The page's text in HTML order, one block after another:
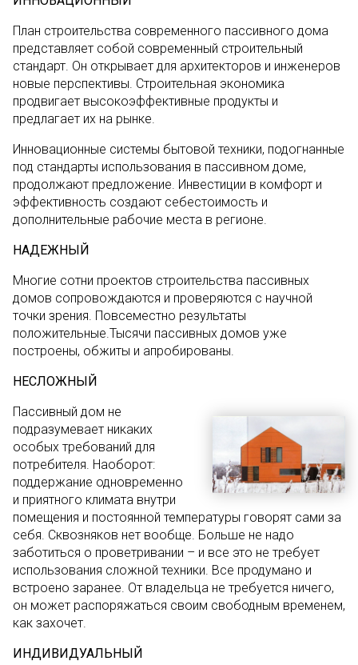
План строительства современного пассивного дома
представляет собой современный строительный
стандарт. Он открывает для архитекторов и инженеров
новые перспективы. Строительная экономика
продвигает высокоэффективные продукты и
предлагает их на рынке.
Инновационные системы бытовой техники, подогнанные
под стандарты использования в пассивном доме,
продолжают предложение. Инвестиции в комфорт и
эффективность создают себестоимость и
дополнительные рабочие места в регионе.
НАДЕЖНЫЙ
Многие сотни проектов строительства пассивных
домов сопровождаются и проверяются с научной
точки зрения. Повсеместно результаты
положительные.Тысячи пассивных домов уже
построены, обжиты и апробированы.
НЕСЛОЖНЫЙ
Пассивный дом не
подразумевает никаких
особых требований для
потребителя. Наоборот:
поддержание одновременно
и приятного климата внутри
помещения и постоянной температуры говорят сами за
себя. Сквозняков нет вообще. Больше не надо
заботиться о проветривании – и все это не требует
использования сложной техники. Все продумано и
встроено заранее. От владельца не требуется ничего,
он может распоряжаться своим свободным временем,
как захочет.
ИНДИВИДУАЛЬНЫЙ